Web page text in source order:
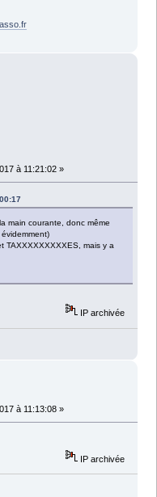
à 11:21:02 »
main courante, donc même
TAXXXXXXXXXES, mais y a
IP archivée
à 11:13:08 »
IP archivée